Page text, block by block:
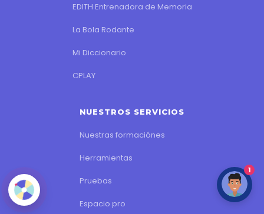
EDITH Entrenadora de Memoria
La Bola Rodante
Mi Diccionario
CPLAY
NUESTROS SERVICIOS
Nuestras formaciónes
Herramientas
Pruebas
Espacio pro
1